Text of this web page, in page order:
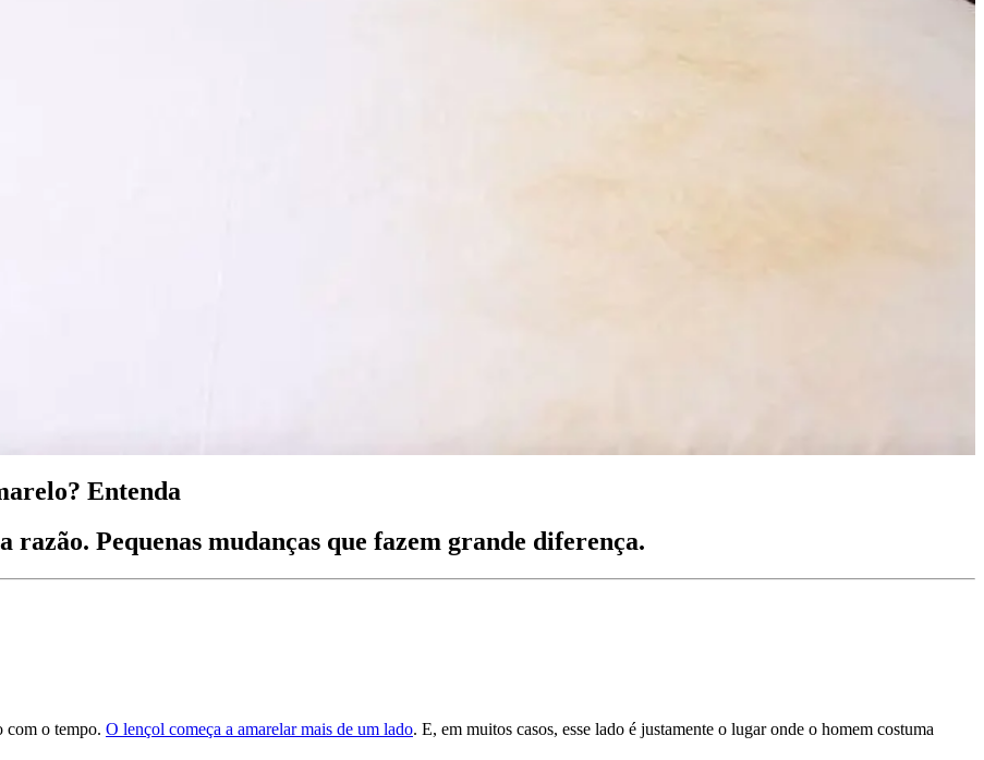
Entenda
razão. Pequenas mudanças que fazem grande diferença.
com o tempo. O lençol começa a amarelar mais de um lado. E, em muitos casos, esse lado é justamente o lugar onde o homem costuma